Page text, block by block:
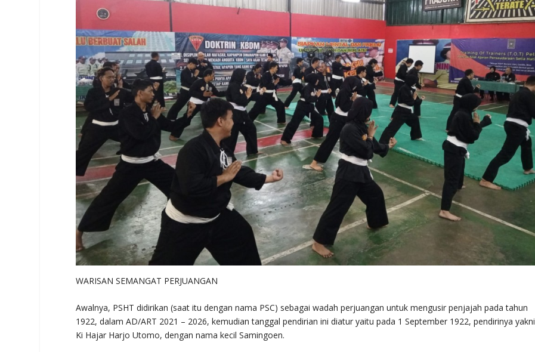
WARISAN SEMANGAT PERJUANGAN
Awalnya, PSHT didirikan (saat itu dengan nama PSC) sebagai wadah perjuangan untuk mengusir penjajah pada tahun
1922, dalam AD/ART 2021 – 2026, kemudian tanggal pendirian ini diatur yaitu pada 1 September 1922, pendirinya yakni
Ki Hajar Harjo Utomo, dengan nama kecil Samingoen.